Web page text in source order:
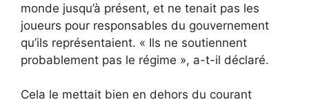
monde jusqu’à présent, et ne tenait pas les
joueurs pour responsables du gouvernement
qu’ils représentaient. « Ils ne soutiennent
probablement pas le régime », a-t-il déclaré.
Cela le mettait bien en dehors du courant